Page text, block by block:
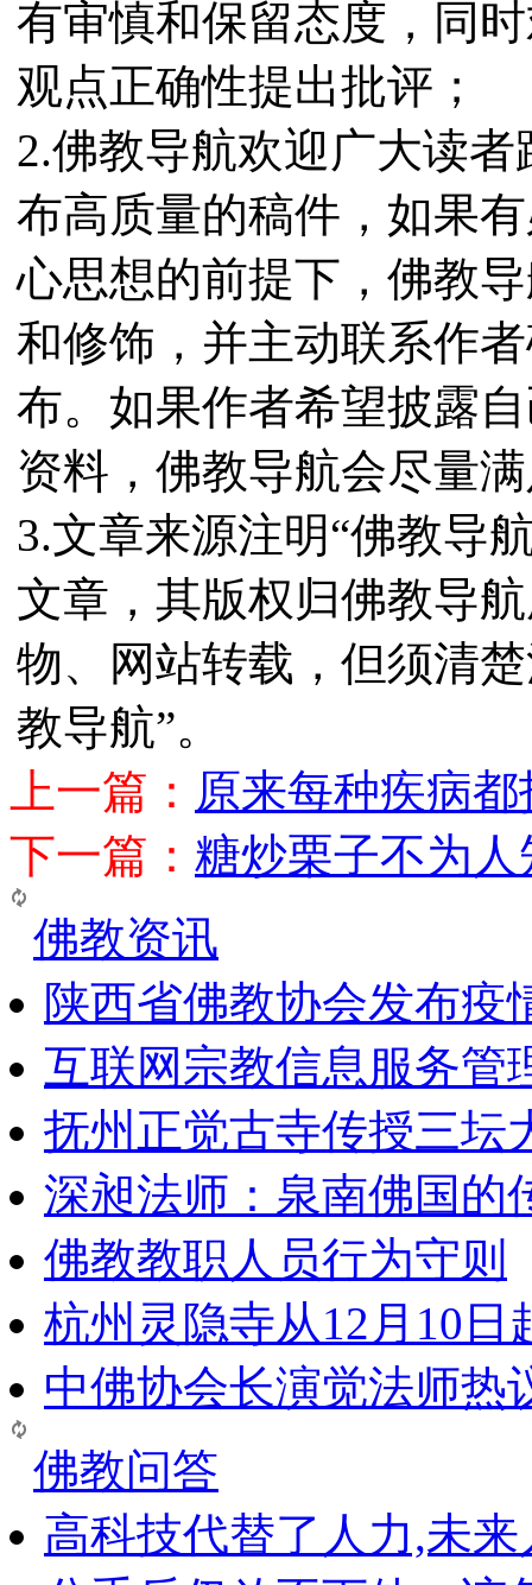
有审慎和保留态度，同
观点正确性提出批评；
2.佛教导航欢迎广大读
布高质量的稿件，如果
心思想的前提下，佛教
和修饰，并主动联系作
布。如果作者希望披露
资料，佛教导航会尽量
3.文章来源注明“佛教导
文章，其版权归佛教导
物、网站转载，但须清
教导航”。
上一篇： 原来每种疾病
下一篇： 糖炒栗子不为
佛教资讯
陕西省佛教协会发布疫
互联网宗教信息服务管
抚州正觉古寺传授三坛
深昶法师：泉南佛国的
佛教教职人员行为守则
杭州灵隐寺从12月10日
中佛协会长演觉法师热
佛教问答
高科技代替了人力,未